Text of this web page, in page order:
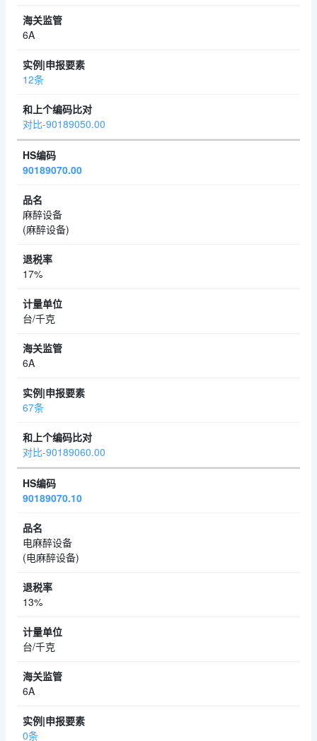
6A
12条
对比-90189050.00
90189070.00
麻醉设备
(麻醉设备)
17%
台/千克
6A
67条
对比-90189060.00
90189070.10
电麻醉设备
(电麻醉设备)
13%
台/千克
6A
0条